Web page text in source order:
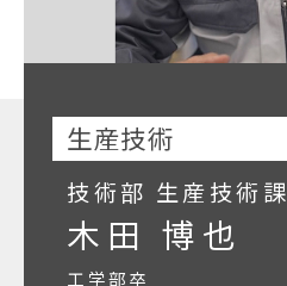
生産技術
技術部 生産技術課
木田 博也
工学部卒